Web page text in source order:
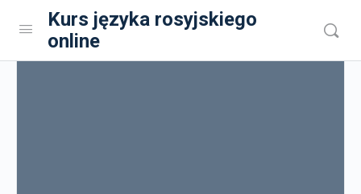
Kurs języka rosyjskiego
online